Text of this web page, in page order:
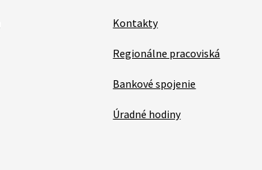
Kontakty
Regionálne pracoviská
Bankové spojenie
Úradné hodiny